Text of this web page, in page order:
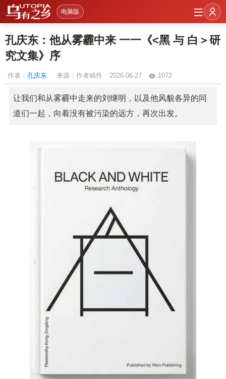
电脑版
孔庆东：他从雾霾中来 一一《<黑 与 白＞研
究文集》序
作者： 孔庆东 来源：作者稿件 2026-06-27 1072
让我们和从雾霾中走来的刘继明，以及他风貌各异的同
道们一起，向着没有被污染的远方，再次出发。